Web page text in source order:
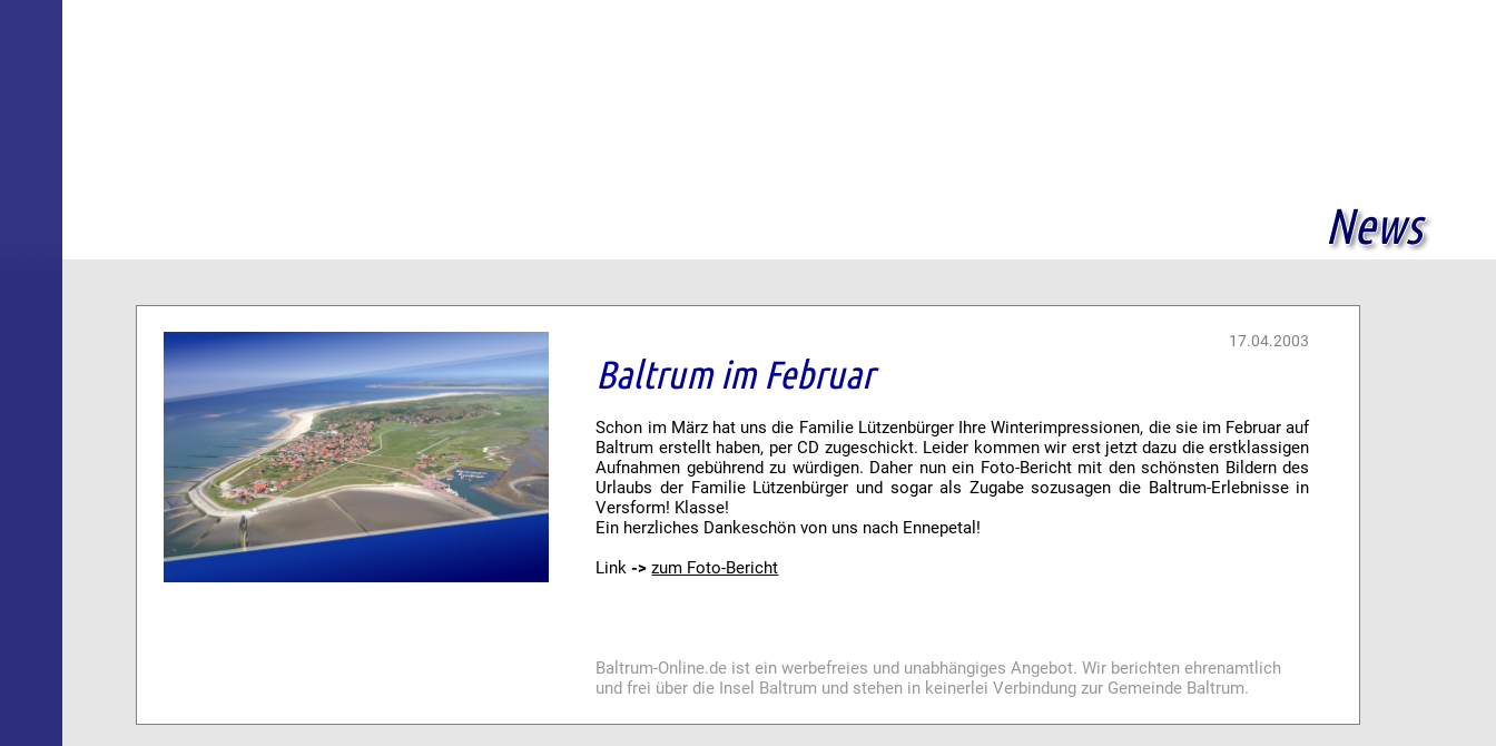
News
17.04.2003
Baltrum im Februar
Schon im März hat uns die Familie Lützenbürger Ihre Winterimpressionen, die sie im Februar auf
Baltrum erstellt haben, per CD zugeschickt. Leider kommen wir erst jetzt dazu die erstklassigen
Aufnahmen gebührend zu würdigen. Daher nun ein Foto-Bericht mit den schönsten Bildern des
Urlaubs der Familie Lützenbürger und sogar als Zugabe sozusagen die Baltrum-Erlebnisse in
Versform! Klasse!
Ein herzliches Dankeschön von uns nach Ennepetal!
Link-> zum Foto-Bericht
Baltrum-Online.de ist ein werbefreies und unabhängiges Angebot. Wir berichten ehrenamtlich
und frei über die Insel Baltrum und stehen in keinerlei Verbindung zur Gemeinde Baltrum.